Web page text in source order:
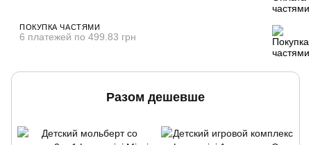
ПОКУПКА ЧАСТЯМИ
6 платежей по 499.83 грн
Разом дешевше